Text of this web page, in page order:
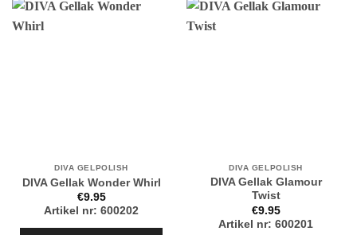
DIVA GELPOLISH
DIVA Gellak Wonder Whirl
€9.95
Artikel nr: 600202
DIVA GELPOLISH
DIVA Gellak Glamour
Twist
€9.95
Artikel nr: 600201